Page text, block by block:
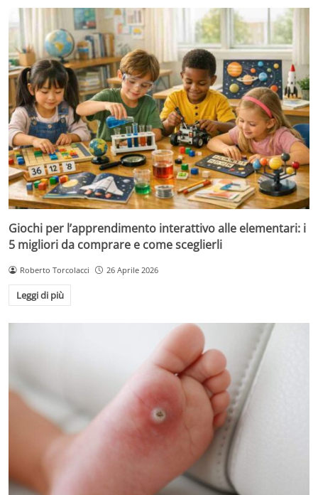
Giochi per l’apprendimento interattivo alle elementari: i
5 migliori da comprare e come sceglierli
Roberto Torcolacci 26 Aprile 2026
Leggi di più